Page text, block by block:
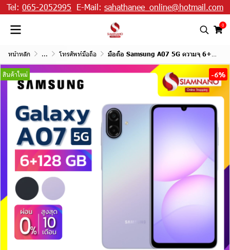
Tel: 065-2052995 E-Mail: sahathanee_online@hotmail.com
0
หน้าหลัก ... โทรศัพท์มือถือ มือถือ Samsung A07 5G ความจุ 6+128GB
สินค้าใหม่ -6%